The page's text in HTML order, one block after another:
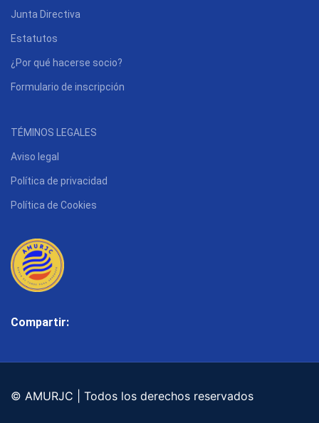
Junta Directiva
Estatutos
¿Por qué hacerse socio?
Formulario de inscripción
TÉMINOS LEGALES
Aviso legal
Política de privacidad
Política de Cookies
Compartir:
© AMURJC | Todos los derechos reservados